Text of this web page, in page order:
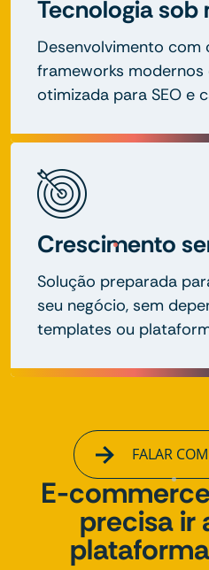
Tecnologia sob
Desenvolvimento com
frameworks
otimizada para SEO e
Crescimento
Solução preparada
seu negócio, sem
templates ou
FALAR
E-
precisa ir